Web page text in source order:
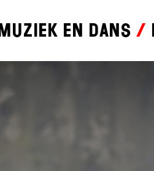
Muziek en dans